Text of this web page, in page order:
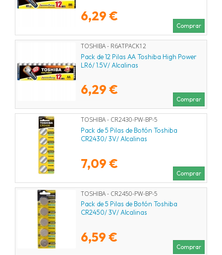
6,29 €
Comprar
TOSHIBA - R6ATPACK12
Pack de 12 Pilas AA Toshiba High Power
LR6/ 1.5V/ Alcalinas
6,29 €
Comprar
TOSHIBA - CR2430-PW-BP-5
Pack de 5 Pilas de Botón Toshiba
CR2430/ 3V/ Alcalinas
7,09 €
Comprar
TOSHIBA - CR2450-PW-BP-5
Pack de 5 Pilas de Botón Toshiba
CR2450/ 3V/ Alcalinas
6,59 €
Comprar